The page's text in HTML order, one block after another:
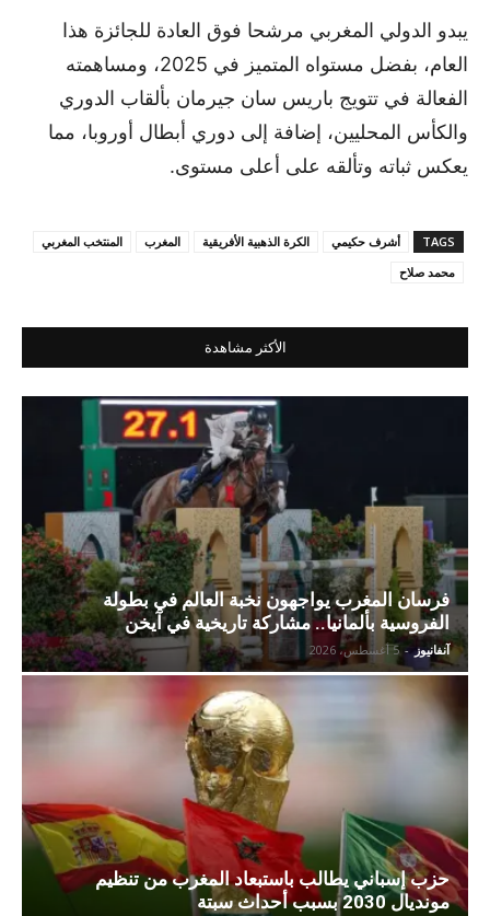
يبدو الدولي المغربي مرشحا فوق العادة للجائزة هذا
العام، بفضل مستواه المتميز في 2025، ومساهمته
الفعالة في تتويج باريس سان جيرمان بألقاب الدوري
والكأس المحليين، إضافة إلى دوري أبطال أوروبا، مما
يعكس ثباته وتألقه على أعلى مستوى.
TAGS أشرف حكيمي الكرة الذهبية الأفريقية المغرب
المنتخب المغربي
محمد صلاح
الأكثر مشاهدة
فرسان المغرب يواجهون نخبة العالم في بطولة
الفروسية بألمانيا.. مشاركة تاريخية في آيخن
آنفانيوز - 5 أغسطس، 2026
حزب إسباني يطالب باستبعاد المغرب من تنظيم
مونديال 2030 بسبب أحداث سبتة